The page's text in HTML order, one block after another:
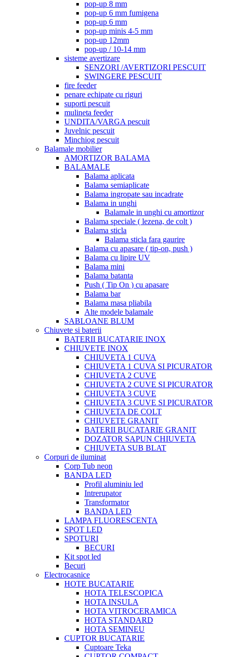
pop-up 8 mm
pop-up 6 mm fumigena
pop-up 6 mm
pop-up minis 4-5 mm
pop-up 12mm
pop-up / 10-14 mm
sisteme avertizare
SENZORI /AVERTIZORI PESCUIT
SWINGERE PESCUIT
fire feeder
penare echipate cu riguri
suporti pescuit
mulineta feeder
UNDITA/VARGA pescuit
Juvelnic pescuit
Minchiog pescuit
Balamale mobilier
AMORTIZOR BALAMA
BALAMALE
Balama aplicata
Balama semiaplicate
Balama ingropate sau incadrate
Balama in unghi
Balamale in unghi cu amortizor
Balama speciale ( lezena, de colt )
Balama sticla
Balama sticla fara gaurire
Balama cu apasare ( tip-on, push )
Balama cu lipire UV
Balama mini
Balama batanta
Push ( Tip On ) cu apasare
Balama bar
Balama masa pliabila
Alte modele balamale
SABLOANE BLUM
Chiuvete si baterii
BATERII BUCATARIE INOX
CHIUVETE INOX
CHIUVETA 1 CUVA
CHIUVETA 1 CUVA SI PICURATOR
CHIUVETA 2 CUVE
CHIUVETA 2 CUVE SI PICURATOR
CHIUVETA 3 CUVE
CHIUVETA 3 CUVE SI PICURATOR
CHIUVETA DE COLT
CHIUVETE GRANIT
BATERII BUCATARIE GRANIT
DOZATOR SAPUN CHIUVETA
CHIUVETA SUB BLAT
Corpuri de iluminat
Corp Tub neon
BANDA LED
Profil aluminiu led
Intrerupator
Transformator
BANDA LED
LAMPA FLUORESCENTA
SPOT LED
SPOTURI
BECURI
Kit spot led
Becuri
Electrocasnice
HOTE BUCATARIE
HOTA TELESCOPICA
HOTA INSULA
HOTA VITROCERAMICA
HOTA STANDARD
HOTA SEMINEU
CUPTOR BUCATARIE
Cuptoare Teka